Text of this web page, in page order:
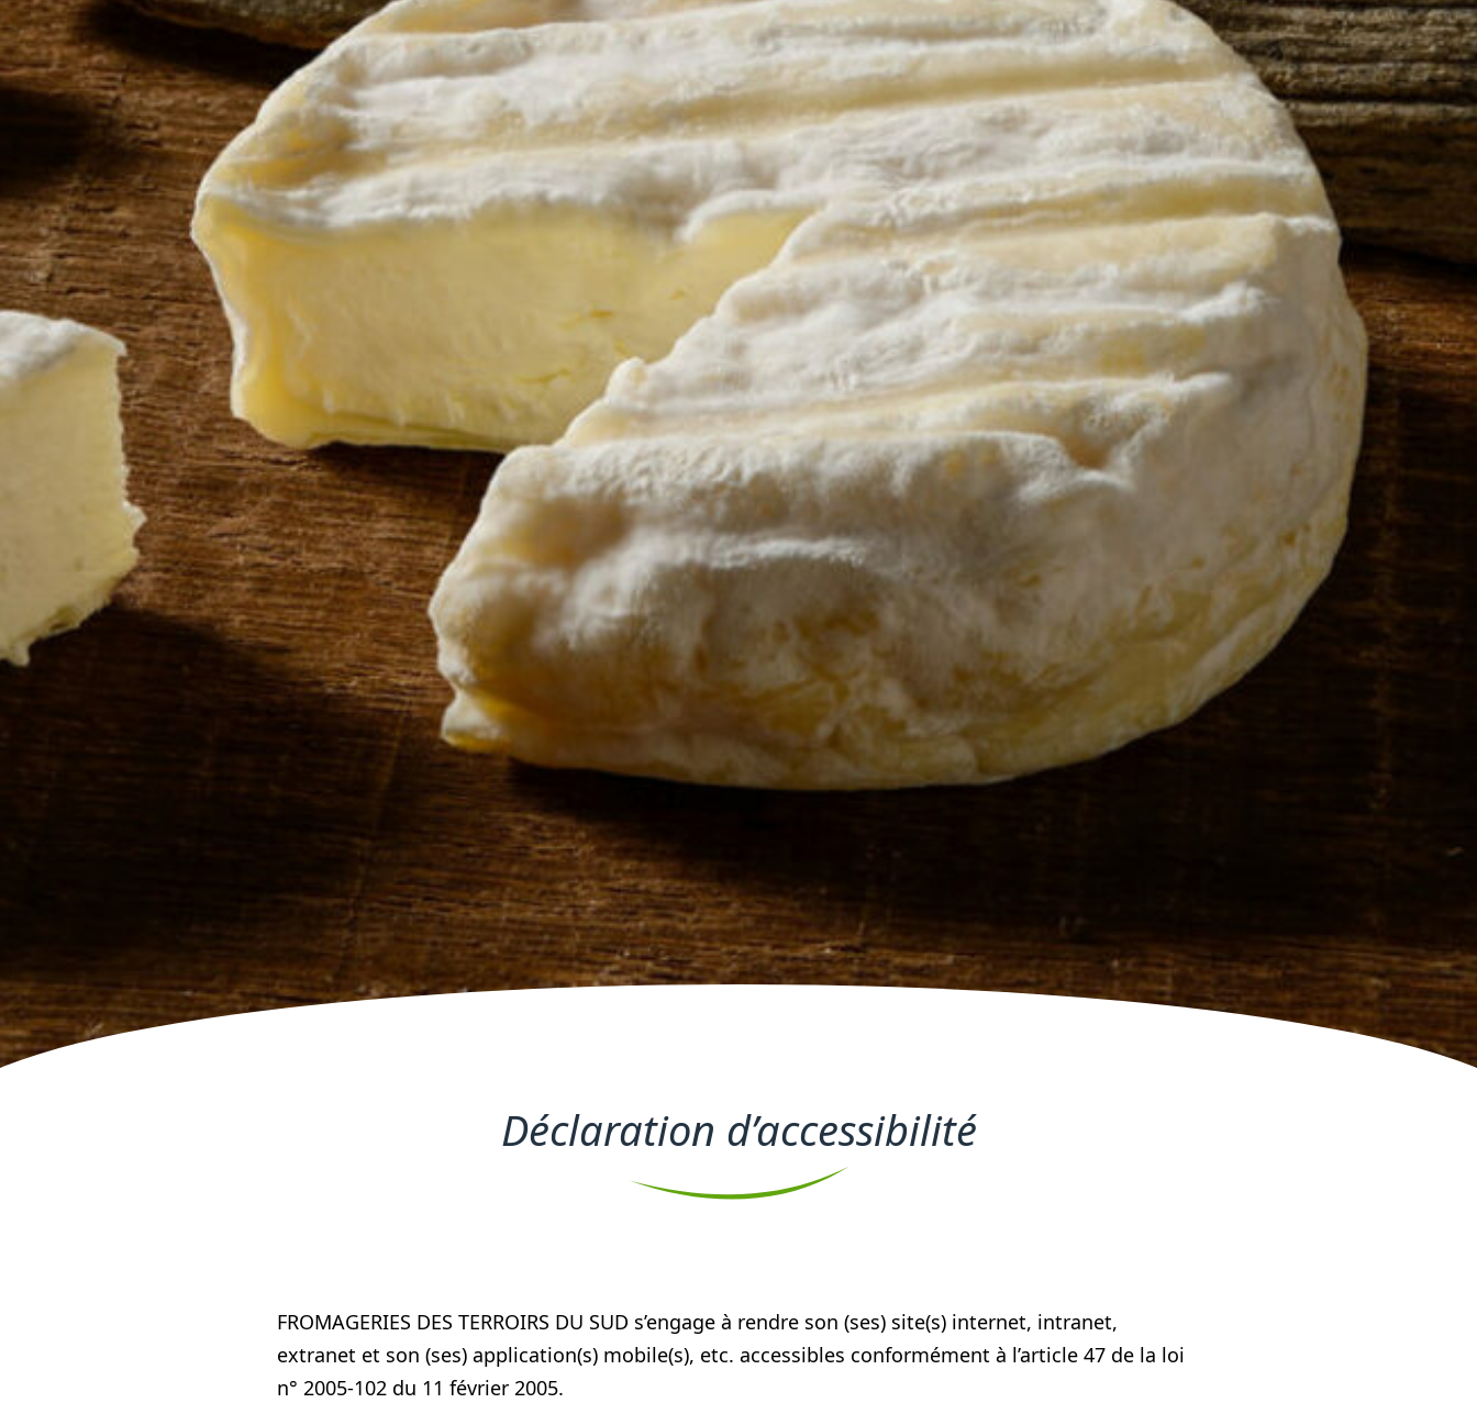
Déclaration d’accessibilité
FROMAGERIES DES TERROIRS DU SUD s’engage à rendre son (ses) site(s) internet, intranet,
extranet et son (ses) application(s) mobile(s), etc. accessibles conformément à l’article 47 de la loi
n° 2005-102 du 11 février 2005.